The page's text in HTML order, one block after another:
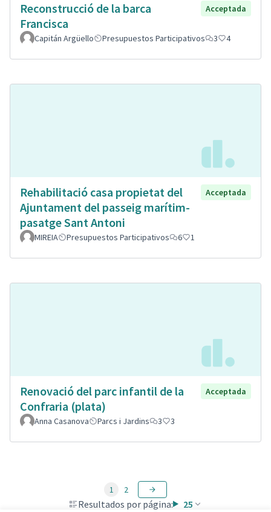
Reconstrucció de la barca
Francisca
Acceptada
Capitán Argüello Presupuestos Participativos 3 4
Rehabilitació casa propietat del
Ajuntament del passeig marítim-
pasatge Sant Antoni
Acceptada
MIREIA Presupuestos Participativos 6 1
Renovació del parc infantil de la
Confraria (plata)
Acceptada
Anna Casanova Parcs i Jardins 3 3
Resultados por página: 25
1 2